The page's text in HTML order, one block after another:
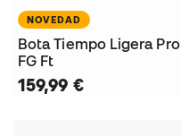
NOVEDAD
Bota Tiempo Ligera Pro
FG Ft
159,99 €